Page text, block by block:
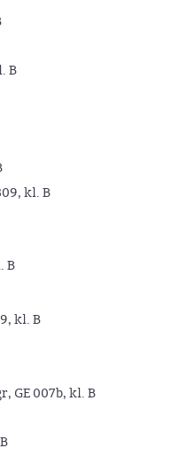
B
kl. B
B
kl. B
GE 007b, kl. B